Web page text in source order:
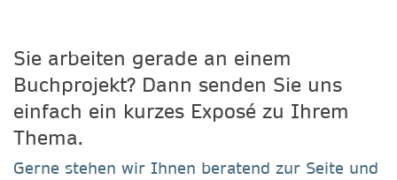
Sie arbeiten gerade an einem
Buchprojekt? Dann senden Sie uns
einfach ein kurzes Exposé zu Ihrem
Thema.
Gerne stehen wir Ihnen beratend zur Seite und